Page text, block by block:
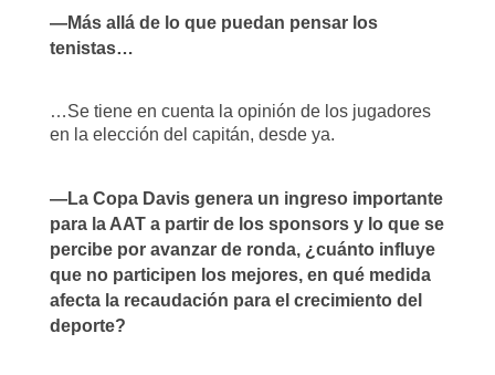
—Más allá de lo que puedan pensar los
tenistas…
…Se tiene en cuenta la opinión de los jugadores
en la elección del capitán, desde ya.
—La Copa Davis genera un ingreso importante
para la AAT a partir de los sponsors y lo que se
percibe por avanzar de ronda, ¿cuánto influye
que no participen los mejores, en qué medida
afecta la recaudación para el crecimiento del
deporte?